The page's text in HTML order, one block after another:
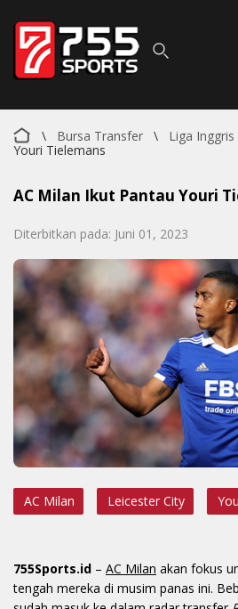
\ Bursa Transfer \ Liga Inggris
Youri Tielemans
AC Milan Ikut Pantau Youri
Diterbitkan pada: Juni 01, 2023
AC Milan Leicester City
755Sports.id – AC Milan akan fokus
tengah mereka di musim panas ini.